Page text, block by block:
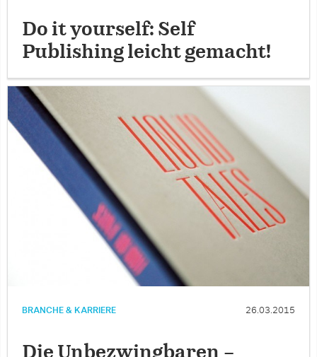
Do it yourself: Self
Publishing leicht gemacht!
BRANCHE & KARRIERE 26.03.2015
Die Unbezwingbaren –